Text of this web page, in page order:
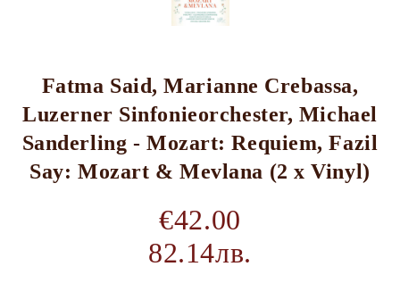
Fatma Said, Marianne Crebassa,
Luzerner Sinfonieorchester, Michael
Sanderling - Mozart: Requiem, Fazil
Say: Mozart & Mevlana (2 x Vinyl)
€42.00
82.14лв.